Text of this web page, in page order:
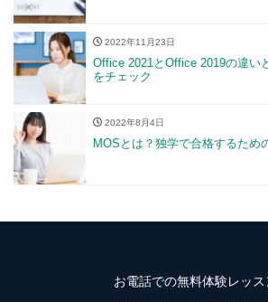
2022年11月23日
Office 2021とOffice 2019の違い
をチェック
2022年8月4日
MOSとは？独学で合格するため
お電話での無料体験レッ